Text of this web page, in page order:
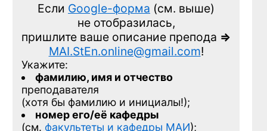
Если Google-форма (см. выше)
не отобразилась,
пришлите ваше описание препода =>
MAI.StEn.online@gmail.com!
Укажите:
фамилию, имя и отчество
преподавателя
(хотя бы фамилию и инициалы!);
номер его/её кафедры
(см. факультеты и кафедры МАИ);